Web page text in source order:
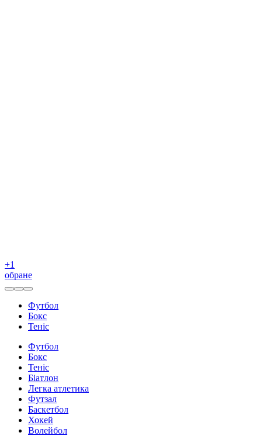
+1
обране
Футбол
Бокс
Теніс
Футбол
Бокс
Теніс
Біатлон
Легка атлетика
Футзал
Баскетбол
Хокей
Волейбол